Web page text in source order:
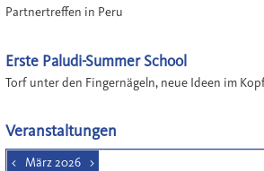
Partnertreffen in Peru
Erste Paludi-Summer School
Torf unter den Fingernägeln, neue Ideen im
Veranstaltungen
< März 2026 >